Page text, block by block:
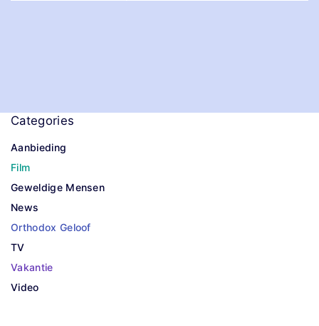
Categories
Aanbieding
Film
Geweldige Mensen
News
Orthodox Geloof
TV
Vakantie
Video